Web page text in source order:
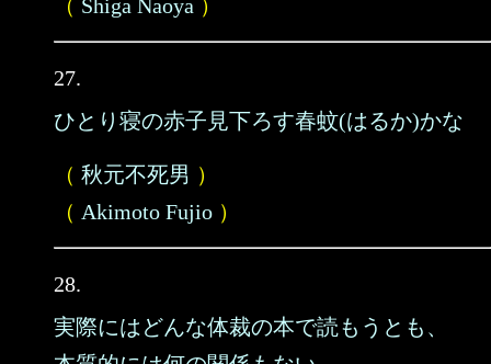
（ Shiga Naoya ）
27.
ひとり寝の赤子見下ろす春蚊(はるか)かな
（ 秋元不死男 ）
（ Akimoto Fujio ）
28.
実際にはどんな体裁の本で読もうとも、